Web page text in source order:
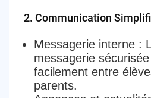
2. Communication
Messagerie interne:
messagerie
facilement entre
parents.